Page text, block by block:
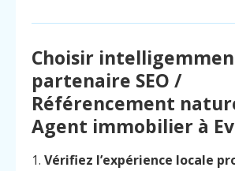
Choisir
partenaire SEO /
Référencement
Agent immobilier à
1. Vérifiez l’expérience locale